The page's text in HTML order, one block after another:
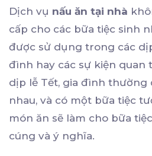
Dịch vụ nấu ăn tại nhà
cấp cho các bữa tiệc sinh
được sử dụng trong các
đình hay các sự kiện quan
dịp lễ Tết, gia đình thường
nhau, và có một bữa tiệc
món ăn sẽ làm cho bữa
cúng và ý nghĩa.